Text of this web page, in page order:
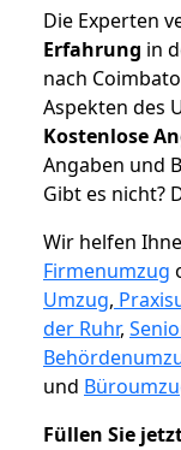
Die Experten
Erfahrung in
nach
Aspekten des
Kostenlose
Angaben und
Gibt es nicht?
Wir helfen
Firmenumzug
Umzug,
der Ruhr,
und
Füllen Sie